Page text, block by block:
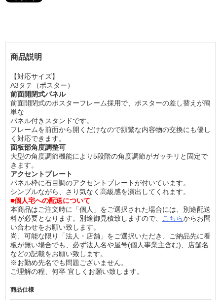
商品説明
【対応サイズ】
A3タテ（ポスター）
前面開閉式パネル
前面開閉式のポスターフレーム採用で、ポスターの差し替えが簡
単な
パネル付きスタンドです。
フレームを前面から開くだけなので頻繁な内容物の交換にも優し
く対応できます。
面板部角度調整可
大型の角度調節機能により5段階の角度調節がガッチリと固定で
きます。
アクセントプレート
パネル枠に石目調のアクセントプレートが付いています。
シンプルながら、さり気なく高級感を演出してくれます。
■個人宅への配送について
本商品はご注文時に「個人」をご選択された場合には、別途配送
料が必要となります。別途御見積致しますので、
こちらからお問
い合わせをお願い致します。
尚、可能な限り「法人・店舗」をご選択いただき、ご納品先に看
板が無い場合でも、必ず法人名や屋号(個人事業主含む)、店舗名
などの記載をお願い致します。
※お勤め先名でも問題ございません。
ご理解の程、何卒 宜しくお願い致します。
商品仕様